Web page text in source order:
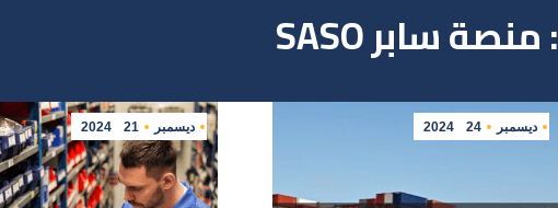
منصة سابر SASO
ديسمبر 24
2024 ديسمبر 21
2024